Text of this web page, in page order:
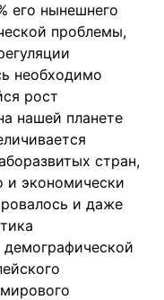
его нынешнего
проблемы,
необходимо
рост
нашей планете
стран,
и экономически
и даже